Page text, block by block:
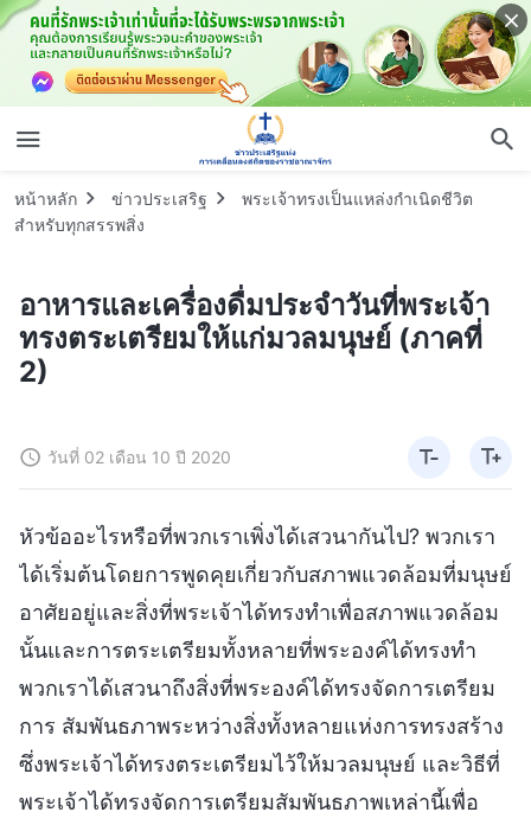
หน้าหลัก ข่าวประเสริฐ
พระเจ้าทรงเป็นแหล่งกำเนิดชีวิต
สำหรับทุกสรรพสิ่ง
อาหารและเครื่องดื่มประจำวันที่พระเจ้า
ทรงตระเตรียมให้แก่มวลมนุษย์ (ภาคที่
2)
วันที่ 02 เดือน 10 ปี 2020
หัวข้ออะไรหรือที่พวกเราเพิ่งได้เสวนากันไป? พวกเรา
ได้เริ่มต้นโดยการพูดคุยเกี่ยวกับสภาพแวดล้อมที่มนุษย์
อาศัยอยู่และสิ่งที่พระเจ้าได้ทรงทำเพื่อสภาพแวดล้อม
นั้นและการตระเตรียมทั้งหลายที่พระองค์ได้ทรงทำ
พวกเราได้เสวนาถึงสิ่งที่พระองค์ได้ทรงจัดการเตรียม
การ สัมพันธภาพระหว่างสิ่งทั้งหลายแห่งการทรงสร้าง
ซึ่งพระเจ้าได้ทรงตระเตรียมไว้ให้มวลมนุษย์ และวิธีที่
พระเจ้าได้ทรงจัดการเตรียมสัมพันธภาพเหล่านี้เพื่อ